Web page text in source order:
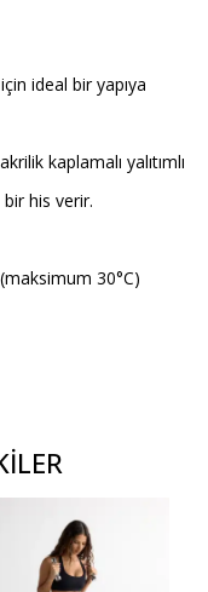
ideal bir yapıya
kaplamalı yalıtımlı
his verir.
30°C)